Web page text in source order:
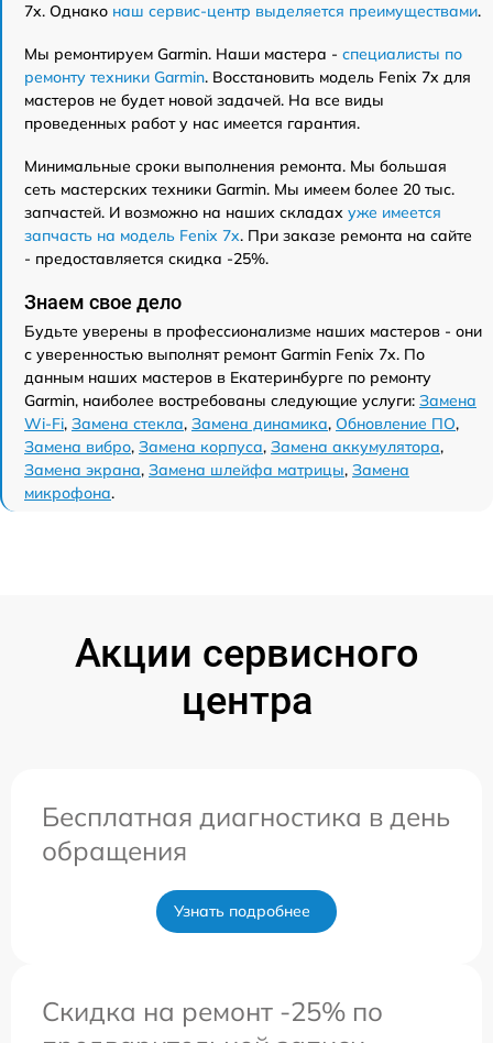
7x. Однако наш сервис-центр выделяется преимуществами.
Мы ремонтируем Garmin. Наши мастера - специалисты по
ремонту техники Garmin. Восстановить модель Fenix 7x для
мастеров не будет новой задачей. На все виды
проведенных работ у нас имеется гарантия.
Минимальные сроки выполнения ремонта. Мы большая
сеть мастерских техники Garmin. Мы имеем более 20 тыс.
запчастей. И возможно на наших складах уже имеется
запчасть на модель Fenix 7x. При заказе ремонта на сайте
- предоставляется скидка -25%.
Знаем свое дело
Будьте уверены в профессионализме наших мастеров - они
с уверенностью выполнят ремонт Garmin Fenix 7x. По
данным наших мастеров в Екатеринбурге по ремонту
Garmin, наиболее востребованы следующие услуги: Замена
Wi-Fi, Замена стекла, Замена динамика, Обновление ПО,
Замена вибро, Замена корпуса, Замена аккумулятора,
Замена экрана, Замена шлейфа матрицы, Замена
микрофона.
Акции сервисного
центра
Бесплатная диагностика в день
обращения
Узнать подробнее
Скидка на ремонт -25% по